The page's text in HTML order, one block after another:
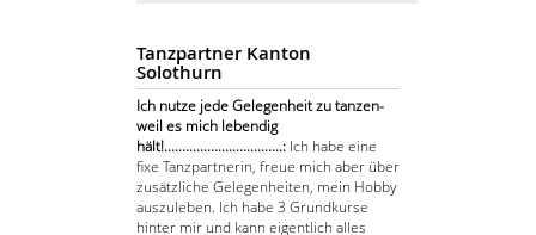
Tanzpartner Kanton
Solothurn
Ich nutze jede Gelegenheit zu tanzen-
weil es mich lebendig
hält!.................................: Ich habe eine
fixe Tanzpartnerin, freue mich aber über
zusätzliche Gelegenheiten, mein Hobby
auszuleben. Ich habe 3 Grundkurse
hinter mir und kann eigentlich alles